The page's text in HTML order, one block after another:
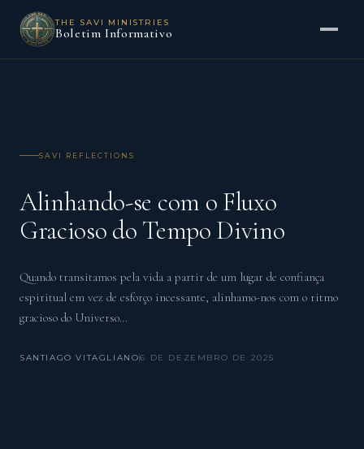
THE SAVI MINISTRIES
Boletim Informativo
SAVI REFLECTIONS
Alinhando-se com o Fluxo
Gracioso do Tempo Divino
Quando transitamos pela vida a partir de um lugar de confiança
espiritual em vez de esforço incessante, alinhamo-nos com o ritmo
gracioso do Universo…
SANTIAGO VITAGLIANO6 DE DEZEMBRO DE 2025